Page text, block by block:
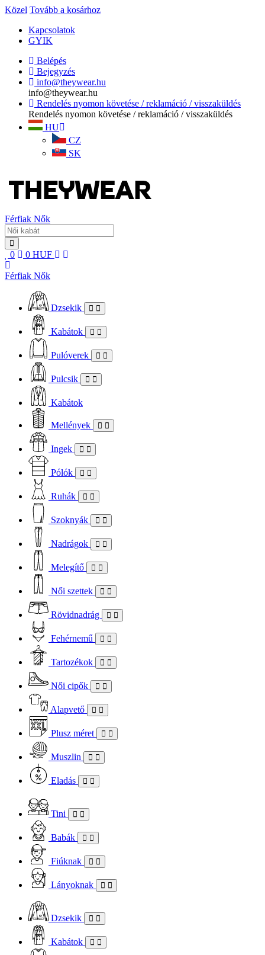
Közel Tovább a kosárhoz
Kapcsolatok
GYIK
Belépés
Bejegyzés
info@theywear.hu
info@theywear.hu
Rendelés nyomon követése / reklamáció / visszaküldés
Rendelés nyomon követése / reklamáció / visszaküldés
HU
CZ
SK
Férfiak Nők
0 0 HUF
Férfiak Nők
Dzsekik
Kabátok
Pulóverek
Pulcsik
Kabátok
Mellények
Ingek
Pólók
Ruhák
Szoknyák
Nadrágok
Melegítő
Női szettek
Rövidnadrág
Fehérnemű
Tartozékok
Női cipők
Alapvető
Plusz méret
Muszlin
Eladás
Tini
Babák
Fiúknak
Lányoknak
Dzsekik
Kabátok